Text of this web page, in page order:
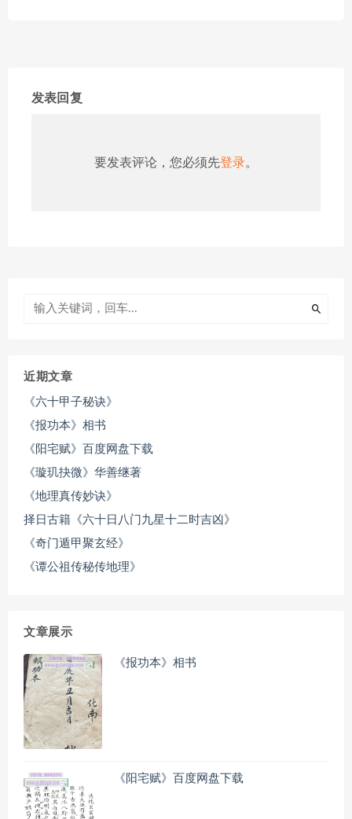
发表回复
要发表评论，您必须先登录。
近期文章
《六十甲子秘诀》
《报功本》相书
《阳宅赋》百度网盘下载
《璇玑抉微》华善继著
《地理真传妙诀》
择日古籍《六十日八门九星十二时吉凶》
《奇门遁甲聚玄经》
《谭公祖传秘传地理》
文章展示
《报功本》相书
《阳宅赋》百度网盘下载